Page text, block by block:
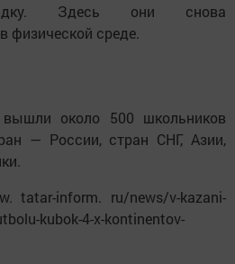
Здесь они снова
физической среде.
около 500 школьников
— России, стран СНГ, Азии,
tatar-inform. ru/news/v-kazani-
kubok-4-x-kontinentov-